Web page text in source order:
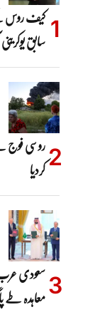
کیف روس
سابق
روسی فوج
کردیا
سعودی
معاہدہ طے